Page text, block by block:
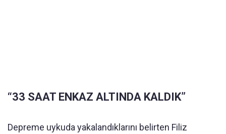
“33 SAAT ENKAZ ALTINDA KALDIK”
Depreme uykuda yakalandıklarını belirten Filiz